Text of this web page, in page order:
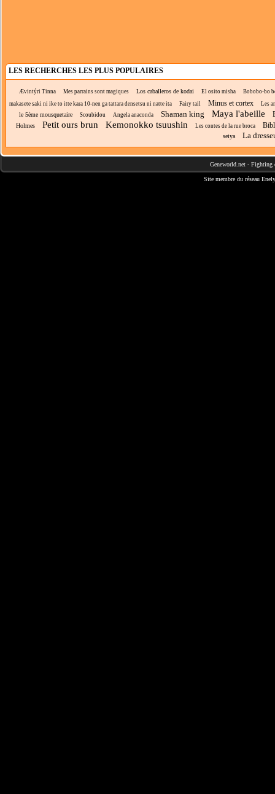
LES RECHERCHES LES PLUS POPULAIRES
Ævintýri Tinna Mes parrains sont magiques Los caballeros de kodai El osito misha
Bobobo-bo
makasete saki ni ike to itte kara 10-nen ga tattara densetsu ni natte ita
Fairy tail Minus et cortex Les
le 5ème mousquetaire Scoubidou Angela anaconda Shaman king Maya l'abeille
Holmes Petit ours brun Kemonokko tsuushin Les contes de la rue broca
seiya La
Geneworld.net - Fighting
Site membre du réseau